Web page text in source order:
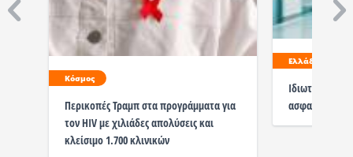
Κόσμος
Περικοπές Τραμπ στα προγράμματα για
τον HIV με χιλιάδες απολύσεις και
κλείσιμο 1.700 κλινικών
Ελλάδα
Ιδιωτική